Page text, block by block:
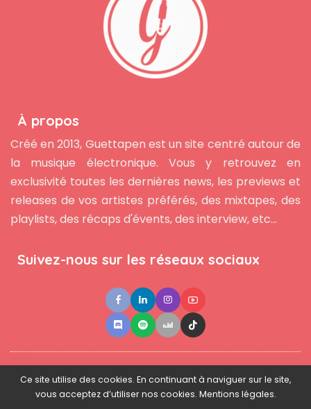
À propos
Créé en 2013, Guettapen est un site centré autour de
la musique électronique. Vous y retrouvez en
exclusivité toutes les dernières news, les previews et
releases de vos artistes préférés, des mixtapes, des
playlists, des récaps d'évents, des interview, etc...
Suivez-nous sur les réseaux sociaux
Contact ●Newsletter ● L'équipe ● Mentions légales
Ce site utilise des cookies. En continuant à naviguer sur le site,
vous acceptez d’utiliser nos cookies. Mentions légales.